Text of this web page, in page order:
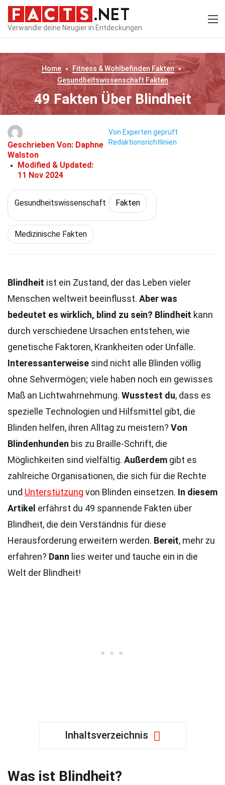
Verwandle deine Neugier in Entdeckungen
Home Fitness & Wohlbefinden Fakten
Gesundheitswissenschaft Fakten
49 Fakten Über Blindheit
Geschrieben Von: Daphne
Walston
Modified & Updated:
11 Nov 2024
Von Experten geprüft
Redaktionsrichtlinien
Gesundheitswissenschaft Fakten
Medizinische Fakten
Blindheit ist ein Zustand, der das Leben vieler
Menschen weltweit beeinflusst. Aber was
bedeutet es wirklich, blind zu sein? Blindheit kann
durch verschiedene Ursachen entstehen, wie
genetische Faktoren, Krankheiten oder Unfälle.
Interessanterweise sind nicht alle Blinden völlig
ohne Sehvermögen; viele haben noch ein gewisses
Maß an Lichtwahrnehmung. Wusstest du, dass es
spezielle Technologien und Hilfsmittel gibt, die
Blinden helfen, ihren Alltag zu meistern? Von
Blindenhunden bis zu Braille-Schrift, die
Möglichkeiten sind vielfältig. Außerdem gibt es
zahlreiche Organisationen, die sich für die Rechte
und Unterstützung von Blinden einsetzen. In diesem
Artikel erfährst du 49 spannende Fakten über
Blindheit, die dein Verständnis für diese
Herausforderung erweitern werden. Bereit, mehr zu
erfahren? Dann lies weiter und tauche ein in die
Welt der Blindheit!
Inhaltsverzeichnis
Was ist Blindheit?